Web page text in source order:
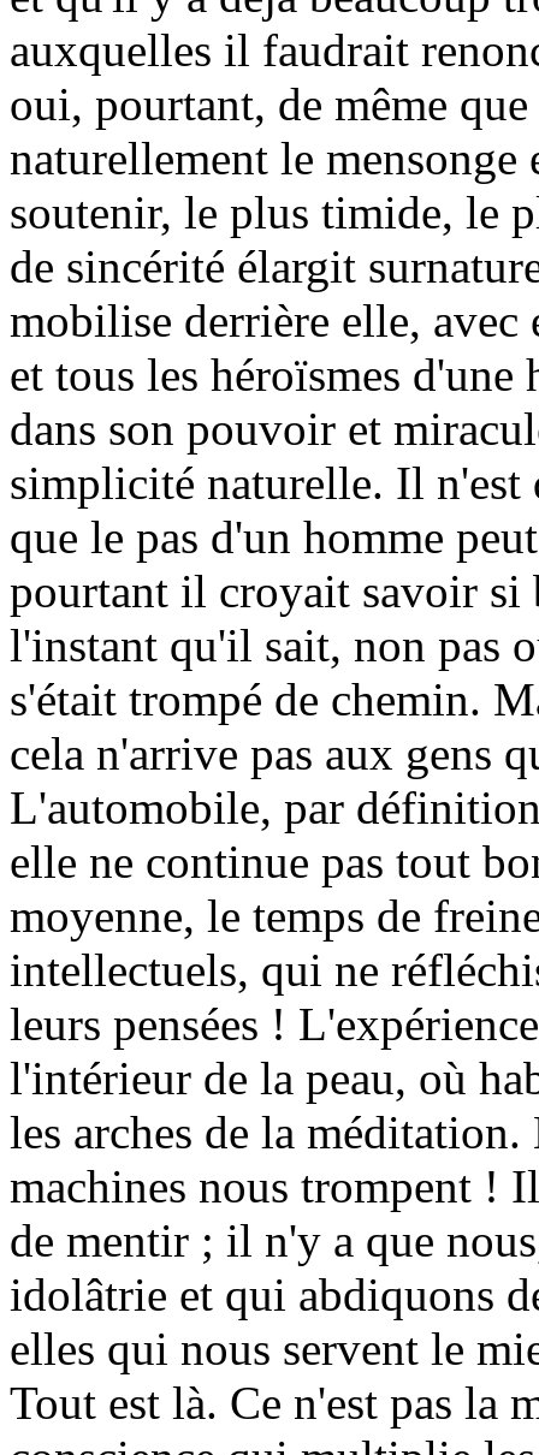
auxquelles il faudrait
oui, pourtant, de même
naturellement le
soutenir, le plus timide, le
de sincérité élargit
mobilise derrière elle, avec
et tous les héroïsmes
dans son pouvoir et
simplicité naturelle. Il n'est
que le pas d'un homme
pourtant il croyait savoir si
l'instant qu'il sait, non pas
s'était trompé de chemin.
cela n'arrive pas aux gens
L'automobile, par
elle ne continue pas tout
moyenne, le temps de
intellectuels, qui ne
leurs pensées !
l'intérieur de la peau, où
les arches de la
machines nous trompent !
de mentir ; il n'y a que
idolâtrie et qui abdiquons
elles qui nous servent le
Tout est là. Ce n'est pas la